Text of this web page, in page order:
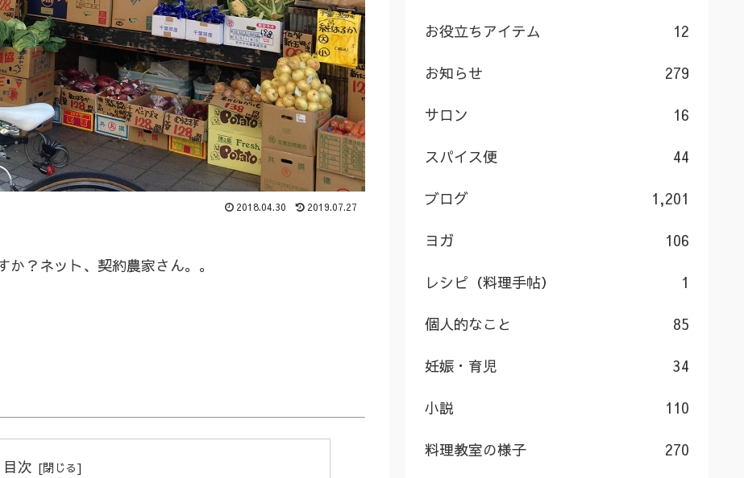
2018.04.30 2019.07.27
？ネット、契約農家さん。。
目次
お役立ちアイテム 12
お知らせ 279
サロン 16
スパイス便 44
ブログ 1,201
ヨガ 106
レシピ（料理手帖） 1
個人的なこと 85
妊娠・育児 34
小説 110
料理教室の様子 270